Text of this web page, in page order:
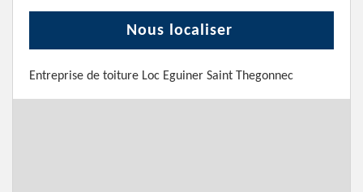
Nous localiser
Entreprise de toiture Loc Eguiner Saint Thegonnec